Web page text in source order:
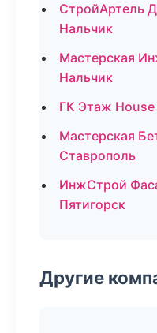
СтройАртель
Нальчик
Мастерская
Нальчик
ГК Этаж
Мастерская
Ставрополь
ИнжСтрой
Пятигорск
Другие